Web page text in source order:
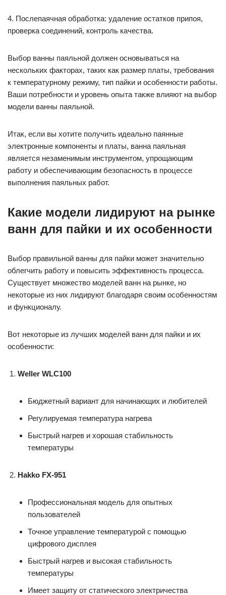
4. Послепаячная обработка: удаление остатков припоя,
проверка соединений, контроль качества.
Выбор ванны паяльной должен основываться на
нескольких факторах, таких как размер платы, требования
к температурному режиму, тип пайки и особенности работы.
Ваши потребности и уровень опыта также влияют на выбор
модели ванны паяльной.
Итак, если вы хотите получить идеально паянные
электронные компоненты и платы, ванна паяльная
является незаменимым инструментом, упрощающим
работу и обеспечивающим безопасность в процессе
выполнения паяльных работ.
Какие модели лидируют на рынке
ванн для пайки и их особенности
Выбор правильной ванны для пайки может значительно
облегчить работу и повысить эффективность процесса.
Существует множество моделей ванн на рынке, но
некоторые из них лидируют благодаря своим особенностям
и функционалу.
Вот некоторые из лучших моделей ванн для пайки и их
особенности:
Weller WLC100
Бюджетный вариант для начинающих и любителей
Регулируемая температура нагрева
Быстрый нагрев и хорошая стабильность
температуры
Hakko FX-951
Профессиональная модель для опытных
пользователей
Точное управление температурой с помощью
цифрового дисплея
Быстрый нагрев и высокая стабильность
температуры
Имеет защиту от статического электричества